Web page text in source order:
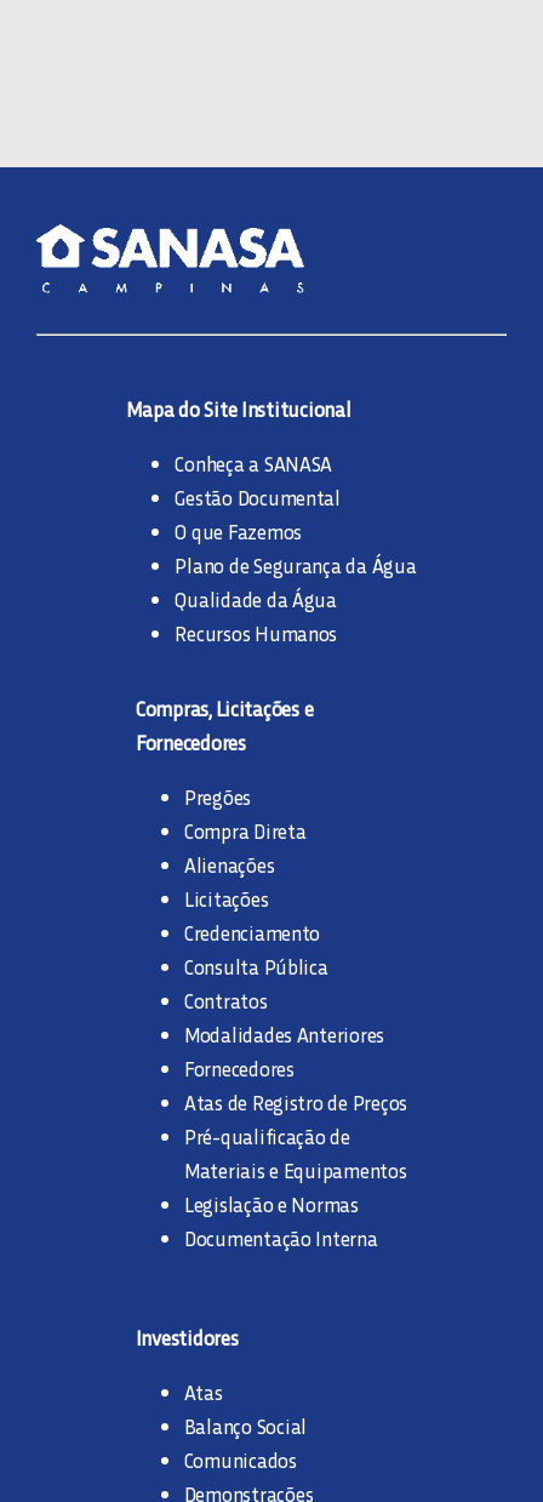
Mapa do Site Institucional
Conheça a SANASA
Gestão Documental
O que Fazemos
Plano de Segurança da Água
Qualidade da Água
Recursos Humanos
Compras, Licitações e
Fornecedores
Pregões
Compra Direta
Alienações
Licitações
Credenciamento
Consulta Pública
Contratos
Modalidades Anteriores
Fornecedores
Atas de Registro de Preços
Pré-qualificação de
Materiais e Equipamentos
Legislação e Normas
Documentação Interna
Investidores
Atas
Balanço Social
Comunicados
Demonstrações